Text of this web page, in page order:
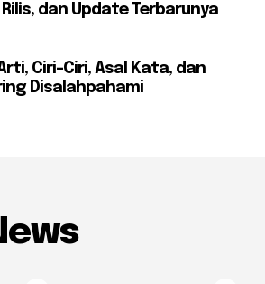
dan Update Terbarunya
Ciri-Ciri, Asal Kata, dan
Disalahpahami